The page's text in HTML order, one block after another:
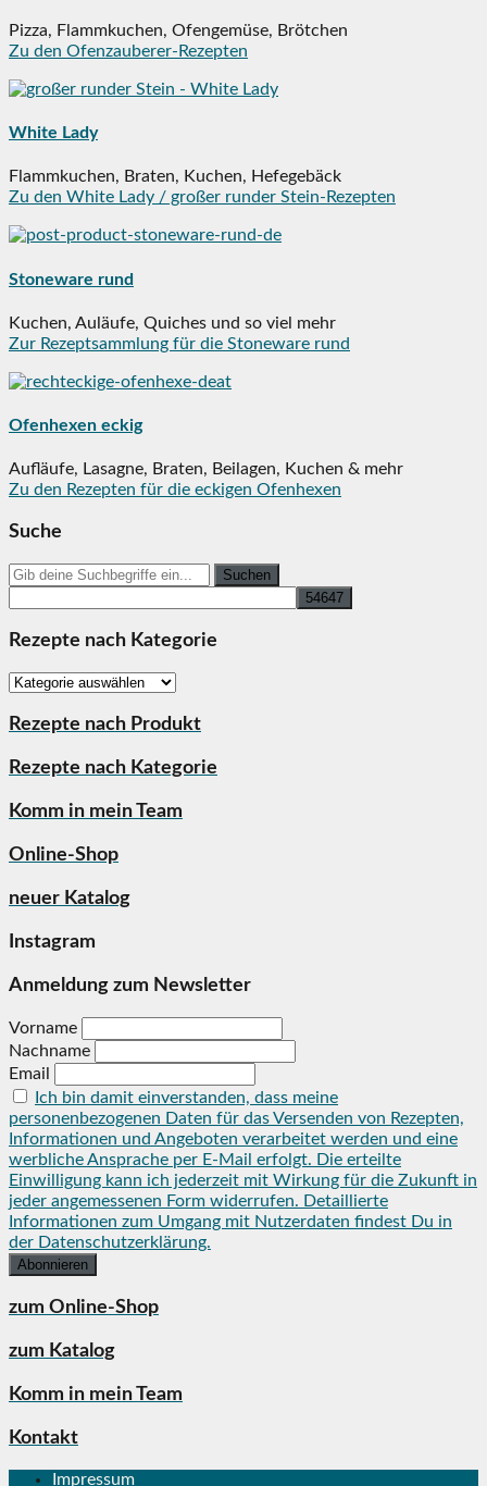
Pizza, Flammkuchen, Ofengemüse, Brötchen
Zu den Ofenzauberer-Rezepten
White Lady
Flammkuchen, Braten, Kuchen, Hefegebäck
Zu den White Lady / großer runder Stein-Rezepten
Stoneware rund
Kuchen, Auläufe, Quiches und so viel mehr
Zur Rezeptsammlung für die Stoneware rund
Ofenhexen eckig
Aufläufe, Lasagne, Braten, Beilagen, Kuchen & mehr
Zu den Rezepten für die eckigen Ofenhexen
Suche
Search
for:
Rezepte nach Kategorie
Rezepte
Kategorie
Rezepte nach Produkt
Rezepte nach Kategorie
Komm in mein Team
Online-Shop
neuer Katalog
Instagram
Anmeldung zum Newsletter
Vorname
Nachname
Email
Ich bin damit einverstanden, dass meine
personenbezogenen Daten für das Versenden von Rezepten,
Informationen und Angeboten verarbeitet werden und eine
werbliche Ansprache per E-Mail erfolgt. Die erteilte
Einwilligung kann ich jederzeit mit Wirkung für die Zukunft in
jeder angemessenen Form widerrufen. Detaillierte
Informationen zum Umgang mit Nutzerdaten findest Du in
der Datenschutzerklärung.
zum Online-Shop
zum Katalog
Komm in mein Team
Kontakt
Impressum